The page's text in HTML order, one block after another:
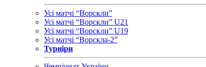
Усі матчі “Ворскли”
Усі матчі “Ворскли” U21
Усі матчі “Ворскли” U19
Усі матчі “Ворскла-2”
Турніри